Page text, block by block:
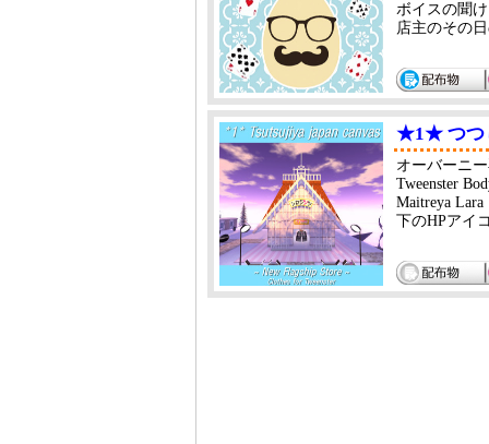
ボイスの聞
店主のその
★1★ つつ
オーバーニ
Tweenster
Maitreya
下のHPアイ